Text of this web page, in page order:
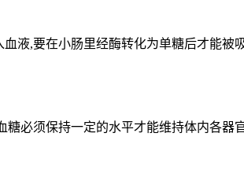
液,要在小肠里经酶转化为单糖后才能被
必须保持一定的水平才能维持体内各器